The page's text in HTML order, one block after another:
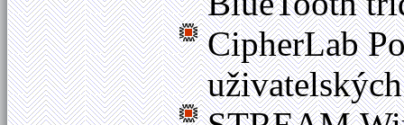
CipherLab